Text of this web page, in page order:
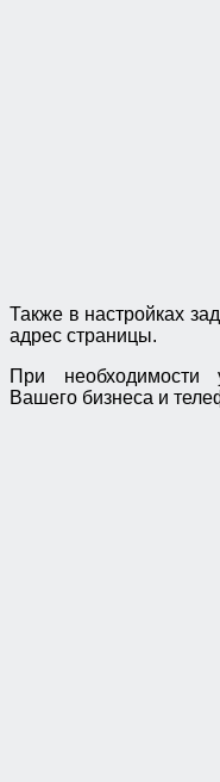
Также в настройках
адрес страницы.
При
Вашего бизнеса и